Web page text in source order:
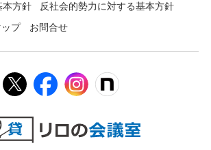
本方針
反社会的勢力に対する基本方針
プ お問合せ